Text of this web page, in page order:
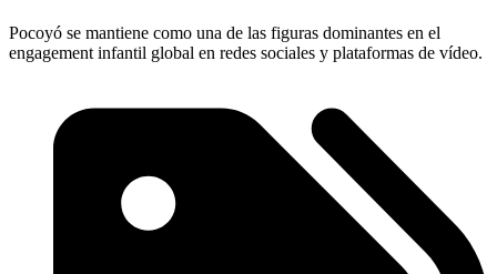
Pocoyó se mantiene como una de las figuras dominantes en el
engagement infantil global en redes sociales y plataformas de vídeo.